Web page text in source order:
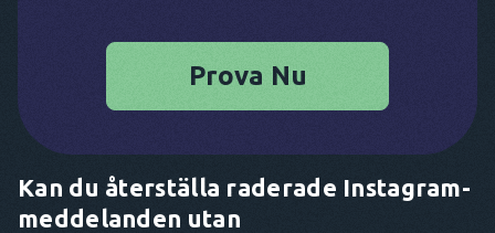
Prova Nu
Kan du återställa raderade Instagram-
meddelanden utan